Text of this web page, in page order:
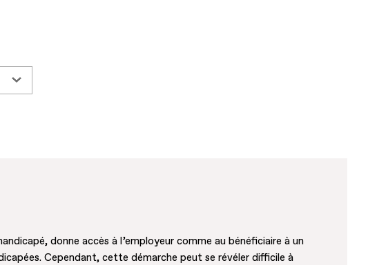
donne accès à l’employeur comme au bénéficiaire à un
Cependant, cette démarche peut se révéler difficile à